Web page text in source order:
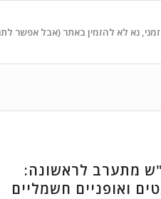
זמני, נא לא להזמין באתר (אבל אפשר
מתערב לראשונה:
ואופניים חשמליים